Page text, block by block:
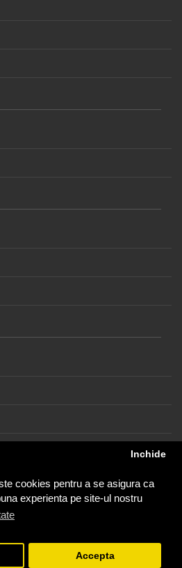
cookies pentru a se asigura ca
experienta pe site-ul nostru
Inchide
Accepta